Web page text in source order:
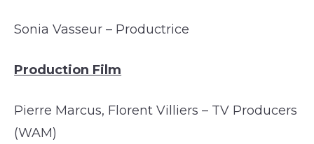
Sonia Vasseur – Productrice
Production Film
Pierre Marcus, Florent Villiers – TV Producers
(WAM)